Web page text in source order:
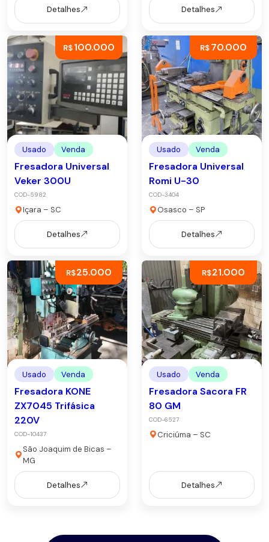
Detalhes Detalhes
R$100.000
Usado Venda
Fresadora Universal
Veker 300U
COD-5982
Içara – SC
Detalhes
R$70.000
Usado Venda
Fresadora Universal
Romi U-30
COD-3404
Osasco – SP
Detalhes
R$25.000
Usado Venda
Fresadora KONE
ZX7045 Trifásica
220V
COD-10437
São Joaquim de Bicas –
MG
Detalhes
R$21.000
Usado Venda
Fresadora Sacora FR
80 GM
COD-6527
Criciúma – SC
Detalhes